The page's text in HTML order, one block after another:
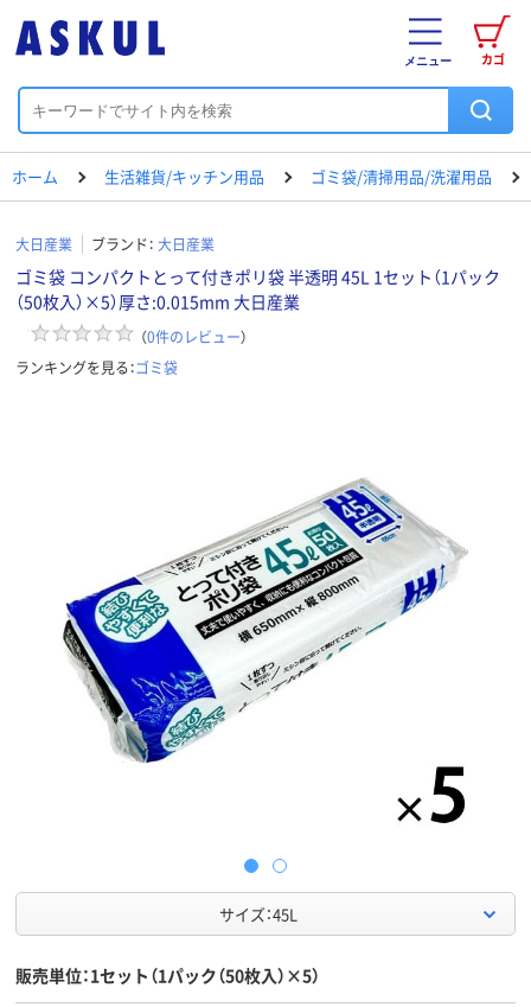
カゴ
メニュー
ホーム 生活雑貨/キッチン用品 ゴミ袋/清掃用品/洗濯用品
大日産業 ブランド： 大日産業
ゴミ袋 コンパクトとって付きポリ袋 半透明 45L 1セット（1パック
（50枚入）×5）厚さ:0.015mm 大日産業
（0件のレビュー）
ランキングを見る：ゴミ袋
サイズ：45L
販売単位：1セット（1パック（50枚入）×5）